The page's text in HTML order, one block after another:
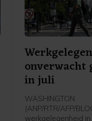
onverwacht
in juli
WASHINGTON
(ANP/RTR/AFP/
werkgelegenheid